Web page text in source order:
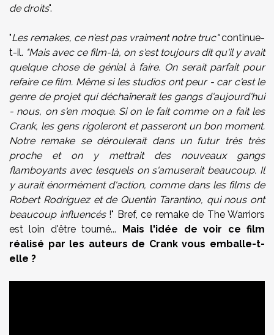
de droits".
"Les remakes, ce n'est pas vraiment notre truc"continue-
t-il. "Mais avec ce film-là, on s'est toujours dit qu'il y avait
quelque chose de génial à faire. On serait parfait pour
refaire ce film. Même si les studios ont peur - car c'est le
genre de projet qui déchaînerait les gangs d'aujourd'hui
- nous, on s'en moque. Si on le fait comme on a fait les
Crank, les gens rigoleront et passeront un bon moment.
Notre remake se déroulerait dans un futur très très
proche et on y mettrait des nouveaux gangs
flamboyants avec lesquels on s'amuserait beaucoup. Il
y aurait énormément d'action, comme dans les films de
Robert Rodriguez et de Quentin Tarantino, qui nous ont
beaucoup influencés!" Bref, ce remake de The Warriors
est loin d'être tourné... Mais l'idée de voir ce film
réalisé par les auteurs de Crank vous emballe-t-
elle ?